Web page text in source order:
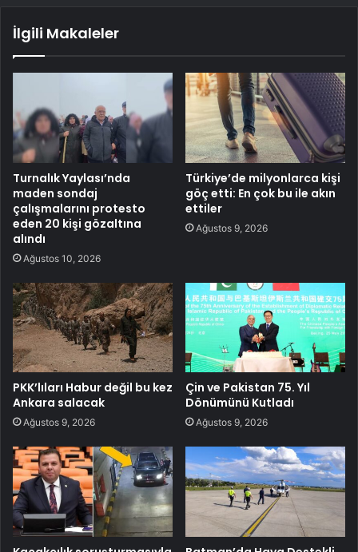
İlgili Makaleler
Turnalık Yaylası’nda
maden sondaj
çalışmalarını protesto
eden 20 kişi gözaltına
alındı
Ağustos 10, 2026
Türkiye’de milyonlarca kişi
göç etti: En çok bu ile akın
ettiler
Ağustos 9, 2026
PKK’lıları Habur değil bu kez
Ankara salacak
Ağustos 9, 2026
Çin ve Pakistan 75. Yıl
Dönümünü Kutladı
Ağustos 9, 2026